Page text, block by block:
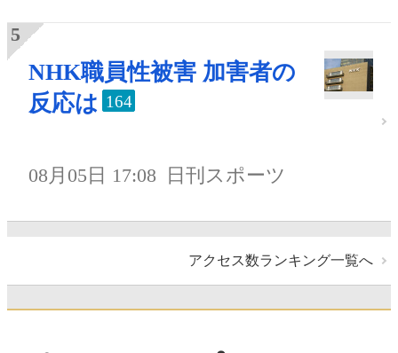
NHK職員性被害 加害者の
反応は 164
08月05日 17:08 日刊スポーツ
アクセス数ランキング一覧へ